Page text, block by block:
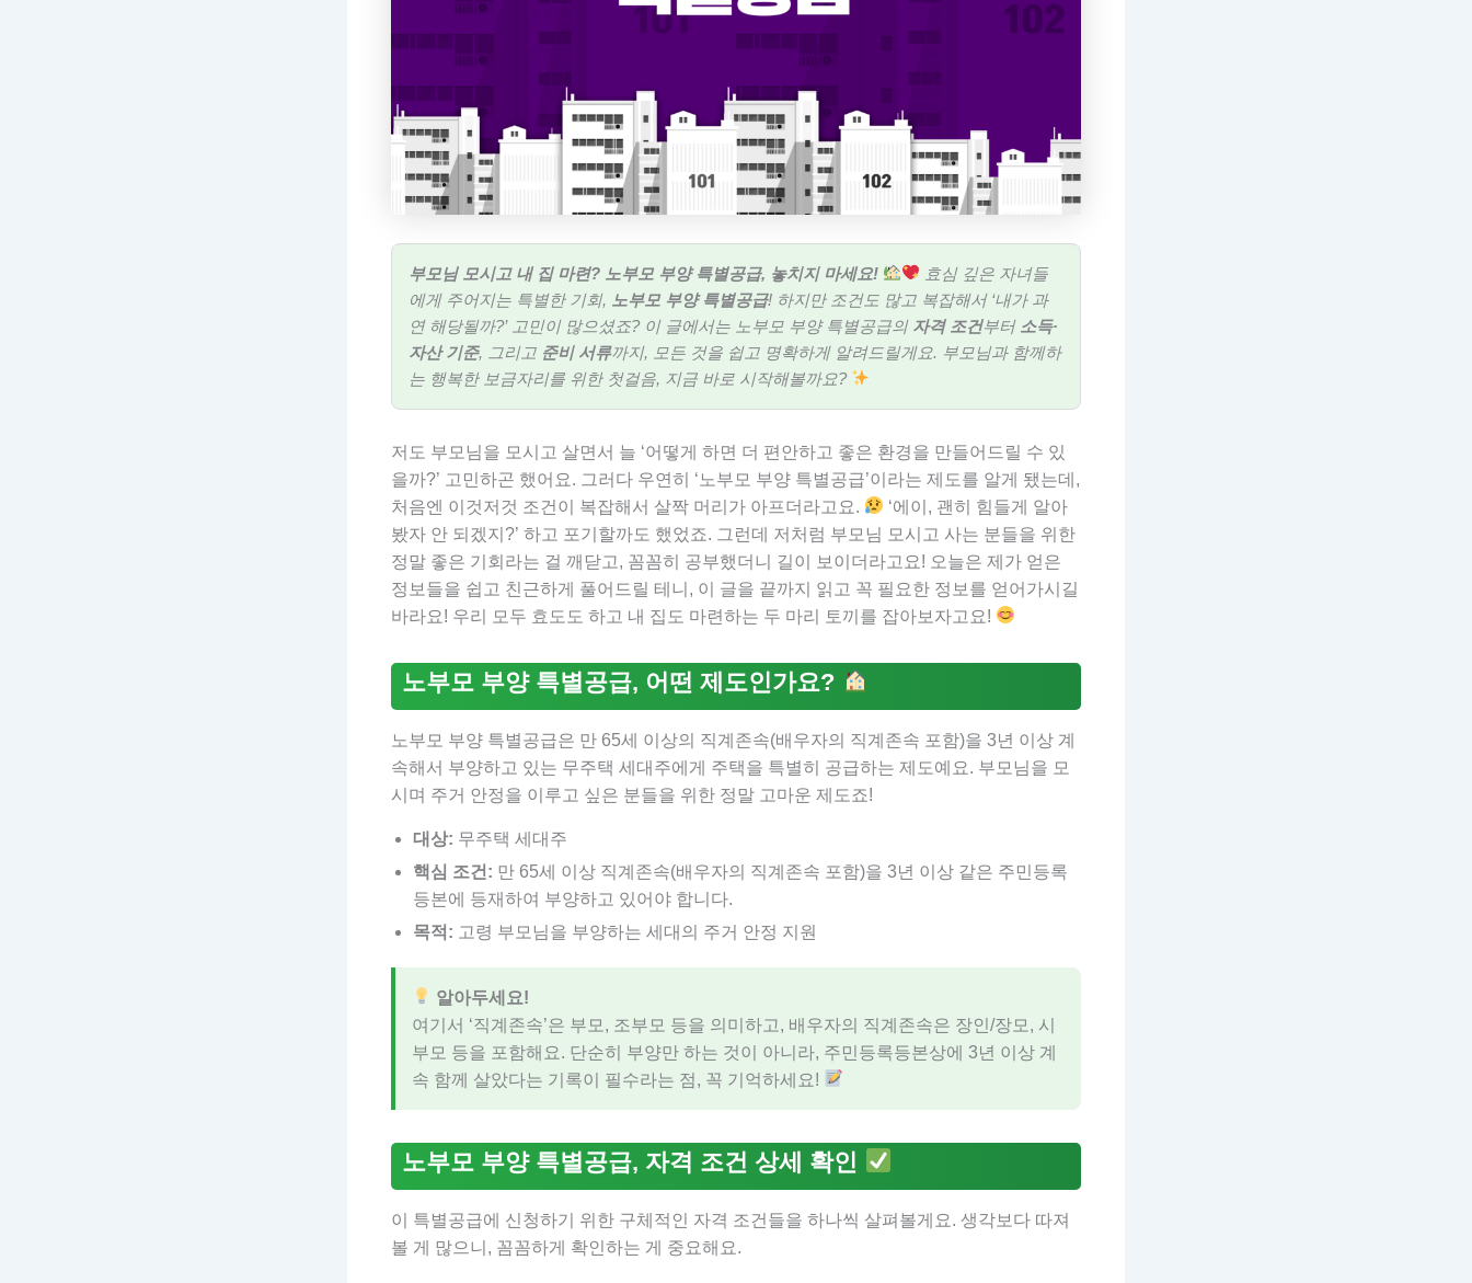
부모님 모시고 내 집 마련? 노부모 부양 특별공급, 놓치지 마세요!
효심 깊은 자녀들
에게 주어지는 특별한 기회, 노부모 부양 특별공급! 하지만 조건도 많고 복잡해서 ‘내가 과
연 해당될까?’ 고민이 많으셨죠? 이 글에서는 노부모 부양 특별공급의 자격 조건부터 소득·
자산 기준, 그리고 준비 서류까지, 모든 것을 쉽고 명확하게 알려드릴게요. 부모님과 함께하
는 행복한 보금자리를 위한 첫걸음, 지금 바로 시작해볼까요?
저도 부모님을 모시고 살면서 늘 ‘어떻게 하면 더 편안하고 좋은 환경을 만들어드릴 수 있
을까?’ 고민하곤 했어요. 그러다 우연히 ‘노부모 부양 특별공급’이라는 제도를 알게 됐는데,
처음엔 이것저것 조건이 복잡해서 살짝 머리가 아프더라고요.
‘에이, 괜히 힘들게 알아
봤자 안 되겠지?’ 하고 포기할까도 했었죠. 그런데 저처럼 부모님 모시고 사는 분들을 위한
정말 좋은 기회라는 걸 깨닫고, 꼼꼼히 공부했더니 길이 보이더라고요! 오늘은 제가 얻은
정보들을 쉽고 친근하게 풀어드릴 테니, 이 글을 끝까지 읽고 꼭 필요한 정보를 얻어가시길
바라요! 우리 모두 효도도 하고 내 집도 마련하는 두 마리 토끼를 잡아보자고요!
노부모 부양 특별공급, 어떤 제도인가요?
노부모 부양 특별공급은 만 65세 이상의 직계존속(배우자의 직계존속 포함)을 3년 이상 계
속해서 부양하고 있는 무주택 세대주에게 주택을 특별히 공급하는 제도예요. 부모님을 모
시며 주거 안정을 이루고 싶은 분들을 위한 정말 고마운 제도죠!
대상: 무주택 세대주
핵심 조건: 만 65세 이상 직계존속(배우자의 직계존속 포함)을 3년 이상 같은 주민등록
등본에 등재하여 부양하고 있어야 합니다.
목적: 고령 부모님을 부양하는 세대의 주거 안정 지원
알아두세요!
여기서 ‘직계존속’은 부모, 조부모 등을 의미하고, 배우자의 직계존속은 장인/장모, 시
부모 등을 포함해요. 단순히 부양만 하는 것이 아니라, 주민등록등본상에 3년 이상 계
속 함께 살았다는 기록이 필수라는 점, 꼭 기억하세요!
노부모 부양 특별공급, 자격 조건 상세 확인
이 특별공급에 신청하기 위한 구체적인 자격 조건들을 하나씩 살펴볼게요. 생각보다 따져
볼 게 많으니, 꼼꼼하게 확인하는 게 중요해요.